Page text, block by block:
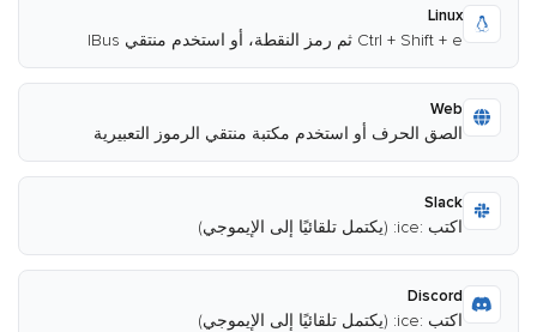
Linux
Ctrl + Shift + e ثم رمز النقطة، أو استخدم منتقي IBus
Web
الصق الحرف أو استخدم مكتبة منتقي الرموز التعبيرية
Slack
اكتب :ice: (يكتمل تلقائيًا إلى الإيموجي)
Discord
اكتب :ice: (يكتمل تلقائيًا إلى الإيموجي)